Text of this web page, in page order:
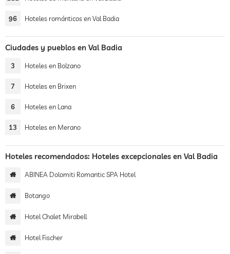
96 Hoteles románticos en Val Badia
Ciudades y pueblos en Val Badia
3 Hoteles en Bolzano
7 Hoteles en Brixen
6 Hoteles en Lana
13 Hoteles en Merano
Hoteles recomendados: Hoteles excepcionales en Val Badia
ABINEA Dolomiti Romantic SPA Hotel
Botango
Hotel Chalet Mirabell
Hotel Fischer